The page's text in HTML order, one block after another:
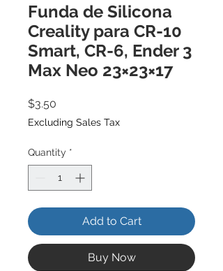
Funda de Silicona
Creality para CR-10
Smart, CR-6, Ender 3
Max Neo 23×23×17
$3.50
Excluding Sales Tax
Quantity *
Add to Cart
Buy Now